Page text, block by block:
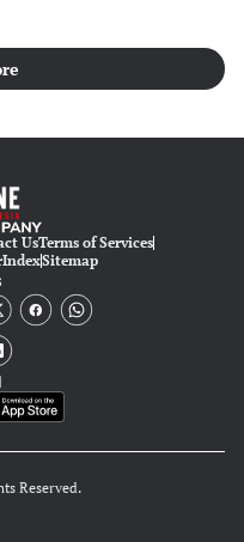
UsTerms of Services
IndexSitemap
Reserved.